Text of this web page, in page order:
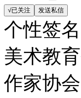
个性签名
美术教
作家协